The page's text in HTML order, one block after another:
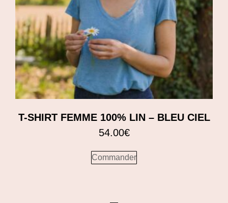
T-SHIRT FEMME 100% LIN – BLEU CIEL
54.00€
Commander